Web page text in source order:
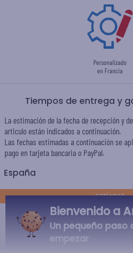
Personalizado
en Francia
Tiempos de entrega y
La estimación de la fecha de recepción y
articulo están indicados a continuación.
Las fechas estimadas a continuación se
pago en tarjeta bancaria o PayPal.
España
ESTÁNDAR
Entrega económico
recogida
Recepción prevista el
Lunes 17 de agosto
Bienvenido a
Un pequeño paso
empezar